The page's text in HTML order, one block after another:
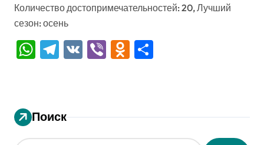
Количество достопримечательностей: 20, Лучший
сезон: осень
WhatsApp
Telegram
VK ViberOdnoklassniki
Поиск